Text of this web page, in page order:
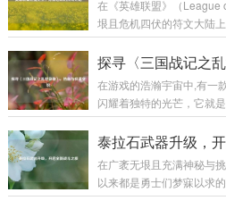
定了解。《侠盗猎魔2》
潜行等多个方面。 移动操
度会有不同的效果，比如
在《英雄联盟》（League
垠且危机四伏的符文大陆
特朗德尔宛如冰原上的一
书写着属于自己的独特传
卓德那片终年被冰雪覆盖
韧不拔且凶狠残暴的性格
为了争夺有限的资源，各
胁让他们的生存岌岌可危...
在游戏的浩瀚宇宙中,有一
闪耀着独特的光芒，它就
戏以其丰富的玩法、精彩
玩家穿越回那个群雄逐鹿
之乱世枭雄》以东汉末年
汉室衰微，天下大乱，各
的军事集团，游戏巧妙地
泰拉石武器升级，
在广袤无垠且充满神秘与
以来都是勇士们梦寐以求
的历史，更以其独特的属